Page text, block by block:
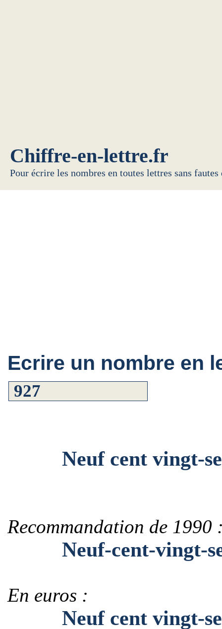
Chiffre-en-lettre.fr
Pour écrire les nombres en toutes lettres sans
Ecrire un nombre en
Neuf cent vingt-
Recommandation de 1990
Neuf-cent-vingt-
En euros :
Neuf cent vingt-